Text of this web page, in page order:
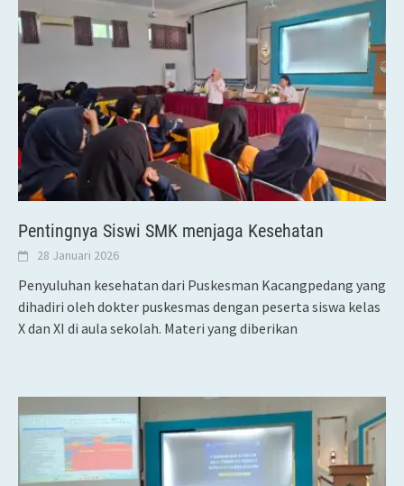
Pentingnya Siswi SMK menjaga Kesehatan
28 Januari 2026
Penyuluhan kesehatan dari Puskesman Kacangpedang yang
dihadiri oleh dokter puskesmas dengan peserta siswa kelas
X dan XI di aula sekolah. Materi yang diberikan